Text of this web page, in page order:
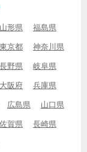
山形県 福島県
東京都 神奈川県
長野県 岐阜県
大阪府 兵庫県
広島県 山口県
佐賀県 長崎県